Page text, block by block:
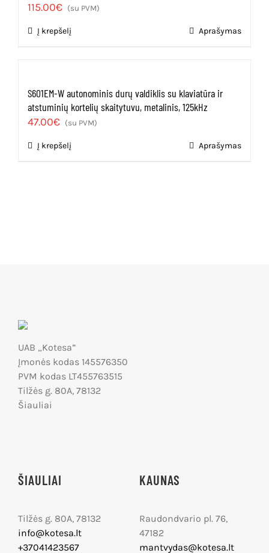
115.00€ (su PVM)
Į krepšelį Aprašymas
S601EM-W autonominis durų valdiklis su klaviatūra ir
atstuminių kortelių skaitytuvu, metalinis, 125kHz
47.00€ (su PVM)
Į krepšelį Aprašymas
UAB „Kotesa”
Įmonės kodas 145576350
PVM kodas LT455763515
Tilžės g. 80A, 78132
Šiauliai
ŠIAULIAI
Tilžės g. 80A, 78132
info@kotesa.lt
+37041423567
KAUNAS
Raudondvario pl. 76,
47182
mantvydas@kotesa.lt